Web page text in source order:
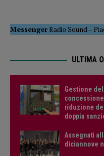
MessengerRadio Sound–
ULTIMA
Gestione
riduzione
doppia
Assegnati
diciannove